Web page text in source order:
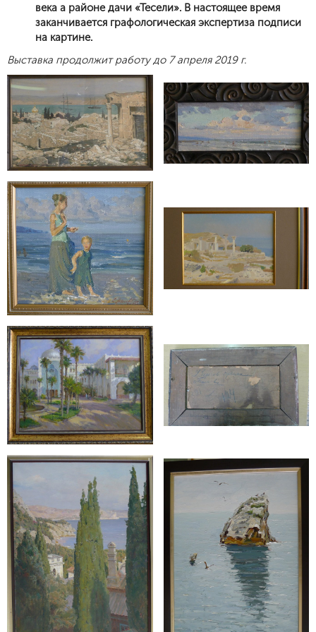
века а районе дачи «Тесели». В настоящее время
заканчивается графологическая экспертиза подписи
на картине.
Выставка продолжит работу до 7 апреля 2019 г.